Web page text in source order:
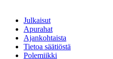
Julkaisut
Apurahat
Ajankohtaista
Tietoa säätiöstä
Polemiikki